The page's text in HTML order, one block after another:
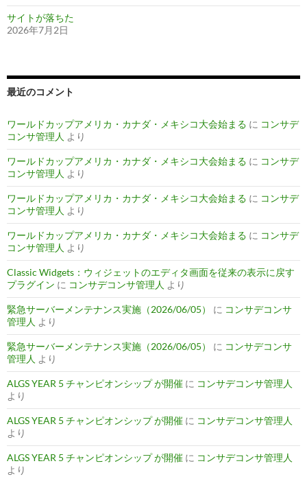
サイトが落ちた
2026年7月2日
最近のコメント
ワールドカップアメリカ・カナダ・メキシコ大会始まる に コンサデ
コンサ管理人 より
ワールドカップアメリカ・カナダ・メキシコ大会始まる に コンサデ
コンサ管理人 より
ワールドカップアメリカ・カナダ・メキシコ大会始まる に コンサデ
コンサ管理人 より
ワールドカップアメリカ・カナダ・メキシコ大会始まる に コンサデ
コンサ管理人 より
Classic Widgets：ウィジェットのエディタ画面を従来の表示に戻す
プラグイン に コンサデコンサ管理人 より
緊急サーバーメンテナンス実施（2026/06/05） に コンサデコンサ
管理人 より
緊急サーバーメンテナンス実施（2026/06/05） に コンサデコンサ
管理人 より
ALGS YEAR 5 チャンピオンシップ が開催 に コンサデコンサ管理人
より
ALGS YEAR 5 チャンピオンシップ が開催 に コンサデコンサ管理人
より
ALGS YEAR 5 チャンピオンシップ が開催 に コンサデコンサ管理人
より